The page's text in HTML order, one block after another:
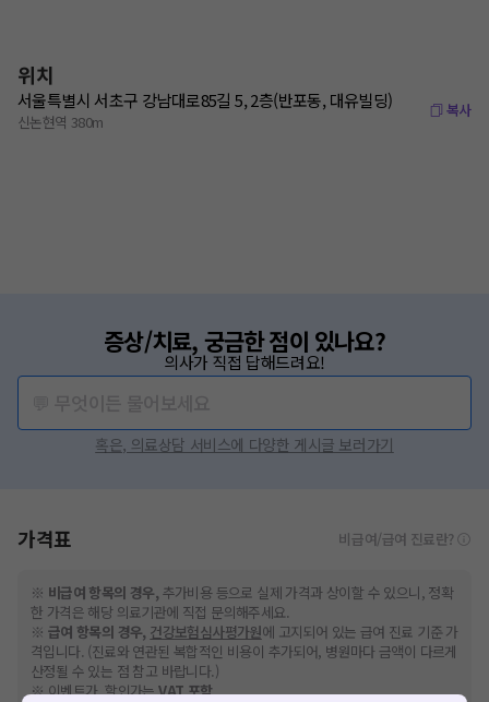
위치
서울특별시 서초구 강남대로85길 5, 2층(반포동, 대유빌딩)
신논현역 380m
복사
증상/치료, 궁금한 점이 있나요?
의사가 직접 답해드려요!
혹은, 의료상담 서비스에 다양한 게시글 보러가기
가격표 비급여/급여 진료란?
※ 비급여 항목의 경우, 추가비용 등으로 실제 가격과 상이할 수 있으니, 정확
한 가격은 해당 의료기관에 직접 문의해주세요.
※ 급여 항목의 경우, 건강보험심사평가원에 고지되어 있는 급여 진료 기준 가
격입니다. (진료와 연관된 복합적인 비용이 추가되어, 병원마다 금액이 다르게
산정될 수 있는 점 참고 바랍니다.)
※ 이벤트가, 할인가는VAT 포함